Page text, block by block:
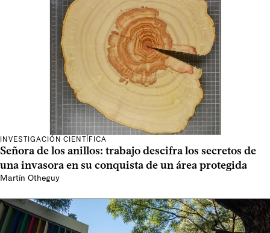
INVESTIGACIÓN CIENTÍFICA
Señora de los anillos: trabajo descifra los secretos de
una invasora en su conquista de un área protegida
Martín Otheguy